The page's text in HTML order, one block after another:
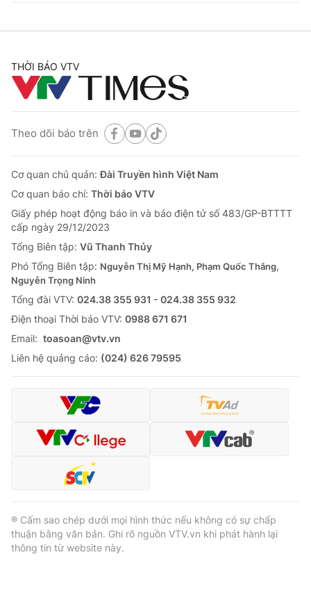
THỜI BÁO VTV
Theo dõi báo trên
Cơ quan chủ quản:Đài Truyền hình Việt Nam
Cơ quan báo chí: Thời báo VTV
Giấy phép hoạt động báo in và báo điện tử số 483/GP-BTTTT
cấp ngày 29/12/2023
Tổng Biên tập: Vũ Thanh Thủy
Phó Tổng Biên tập: Nguyễn Thị Mỹ Hạnh, Phạm Quốc Thắng,
Nguyễn Trọng Ninh
Tổng đài VTV: 024.38 355 931 - 024.38 355 932
Ðiện thoại Thời báo VTV: 0988 671 671
Email: toasoan@vtv.vn
Liên hệ quảng cáo: (024) 626 79595
® Cấm sao chép dưới mọi hình thức nếu không có sự chấp
thuận bằng văn bản. Ghi rõ nguồn VTV.vn khi phát hành lại
thông tin từ website này.